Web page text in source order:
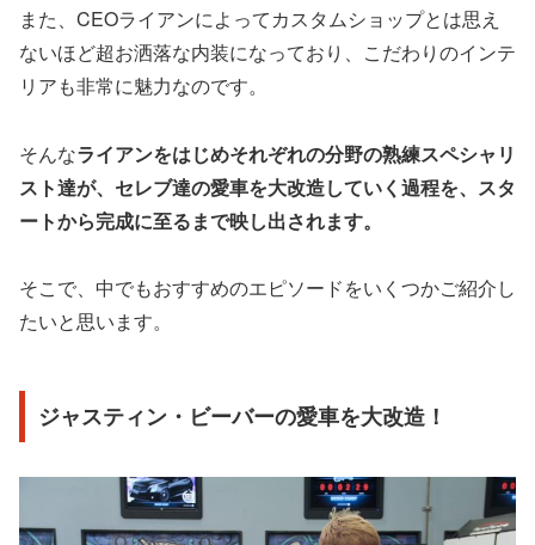
また、CEOライアンによってカスタムショップとは思え
ないほど超お洒落な内装になっており、こだわりのインテ
リアも非常に魅力なのです。
そんなライアンをはじめそれぞれの分野の熟練スペシャリ
スト達が、セレブ達の愛車を大改造していく過程を、スタ
ートから完成に至るまで映し出されます。
そこで、中でもおすすめのエピソードをいくつかご紹介し
たいと思います。
ジャスティン・ビーバーの愛車を大改造！